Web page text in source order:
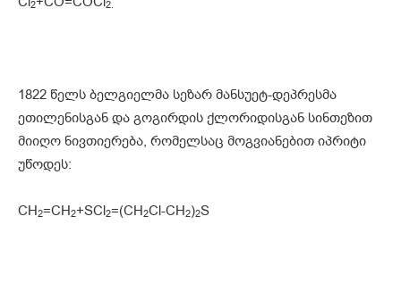
2 2.
1822 წელს ბელგიელმა სეზარ მანსუეტ-დეპრესმა
ეთილენისგან და გოგირდის ქლორიდისგან სინთეზით
მიიღო ნივთიერება, რომელსაც მოგვიანებით იპრიტი
უწოდეს:
CH2=CH2+SCl2=(CH2Cl-CH2)2S